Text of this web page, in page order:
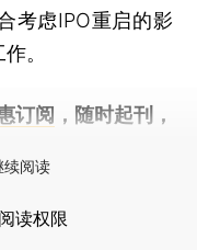
考虑IPO重启的影
。
订阅 ，随时起刊，
续阅读
读权限